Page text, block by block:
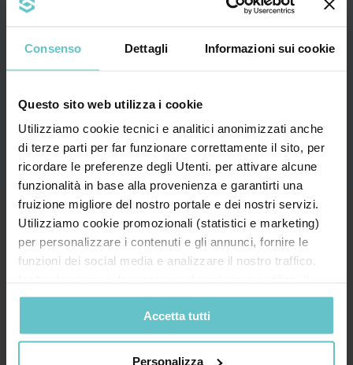
Consenso Dettagli Informazioni sui cookie
Questo sito web utilizza i cookie
Utilizziamo cookie tecnici e analitici anonimizzati anche
di terze parti per far funzionare correttamente il sito, per
ricordare le preferenze degli Utenti. per attivare alcune
funzionalità in base alla provenienza e garantirti una
fruizione migliore del nostro portale e dei nostri servizi.
Utilizziamo cookie promozionali (statistici e marketing)
per personalizzare i contenuti e gli annunci, fornire le
funzioni dei social media e analizzare il nostro traffico.
nostro sito ai nostri partner che si occupano di analisi dei
dati web, pubblicità e social media, i quali potrebbero
combinarle con altre informazioni che hai fornito loro o
che hanno raccolto in base al tuo utilizzo dei loro servizi.
Accetta tutti
Personalizza
Agevola Srl sulla finanza agevolata e acconsento
nell’Informativa privacy
Chi siamo
Sa Finance è specializzata nel reperimento delle
agevolazioni finanziarie e assiste imprese ed enti
nell’ottenimento di agevolazioni pubbliche regionali,